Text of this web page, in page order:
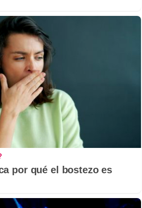
por qué el bostezo es